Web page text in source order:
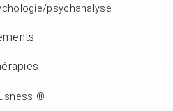
psychanalyse
®